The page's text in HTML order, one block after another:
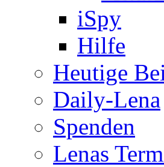
iSpy
Hilfe
Heutige
Daily-Lena
Spenden
Lenas